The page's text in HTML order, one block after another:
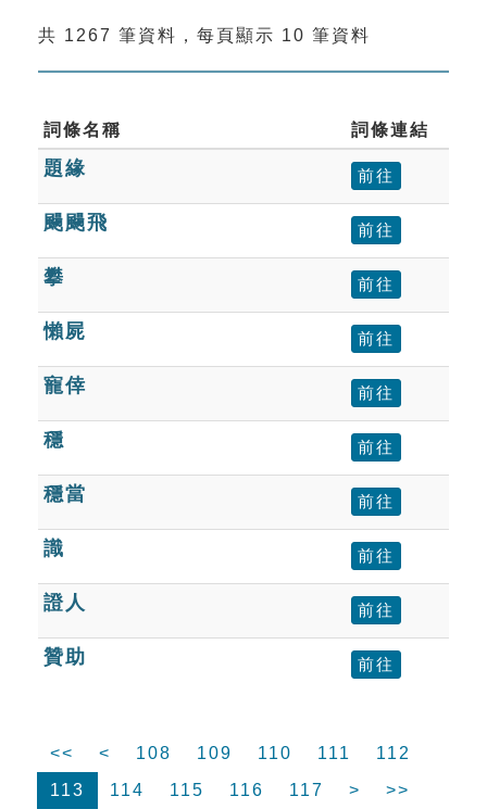
索引選單
單字索引
生命大百科索引
遊戲專區
教學應用
貓頭鷹博士
共 1267 筆資料，每頁顯示 10 筆資料
詞條名稱 詞條連結
題緣 前往
颺颺飛 前往
攀 前往
懶屍 前往
寵倖 前往
穩 前往
穩當 前往
識 前往
證人 前往
贊助 前往
<< < 108 109 110 111
112
113
114 115 116 117 > >>